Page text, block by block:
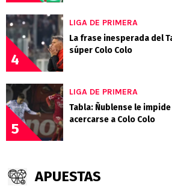
4
LIGA DE PRIMERA
La frase inesperada del
súper Colo Colo
5
LIGA DE PRIMERA
Tabla: Ñublense le
acercarse a Colo Colo
APUESTAS